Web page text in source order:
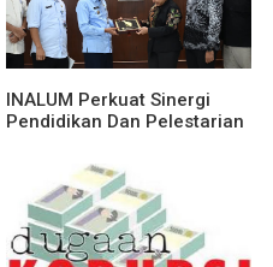
INALUM Perkuat Sinergi
Pendidikan Dan Pelestarian
PemprovSu